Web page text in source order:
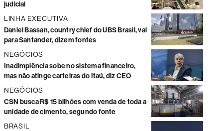
judicial
LINHA EXECUTIVA
Daniel Bassan, country chief do UBS Brasil, vai
para Santander, dizem fontes
NEGÓCIOS
Inadimplência sobe no sistema financeiro,
mas não atinge carteiras do Itaú, diz CEO
NEGÓCIOS
CSN busca R$ 15 bilhões com venda de toda a
unidade de cimento, segundo fonte
BRASIL